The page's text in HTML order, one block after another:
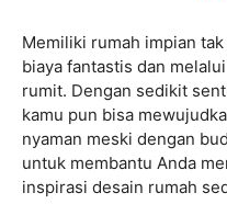
Memiliki rumah impian
biaya fantastis dan
rumit. Dengan sedikit
kamu pun bisa
nyaman meski dengan
untuk membantu Anda
inspirasi desain rumah